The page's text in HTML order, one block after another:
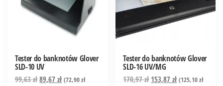
Tester do banknotów Glover
SLD-10 UV
99,63zł89,67zł (72,90zł
Tester do banknotów Glover
SLD-16 UV/MG
170,97zł 153,87zł (125,10zł